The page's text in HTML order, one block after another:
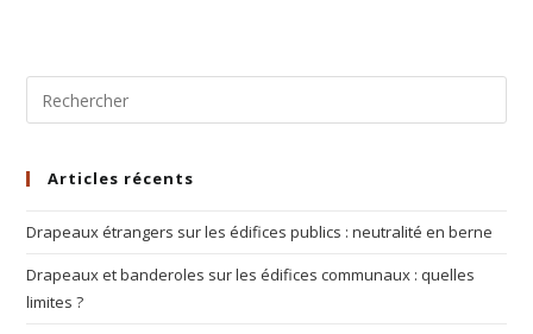
Articles récents
Drapeaux étrangers sur les édifices publics : neutralité en berne
Drapeaux et banderoles sur les édifices communaux : quelles
limites ?